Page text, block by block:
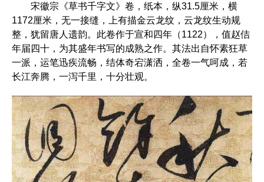
宋徽宗《草书千字文》卷，纸本，纵31.5厘米，横
1172厘米，无一接缝，上有描金云龙纹，云龙纹生动规
整，犹留唐人遗韵。此卷作于宣和四年（1122），值赵佶
年届四十，为其盛年书写的成熟之作。其法出自怀素狂草
一派，运笔迅疾流畅，结体奇宕潇洒，全卷一气呵成，若
长江奔腾，一泻千里，十分壮观。